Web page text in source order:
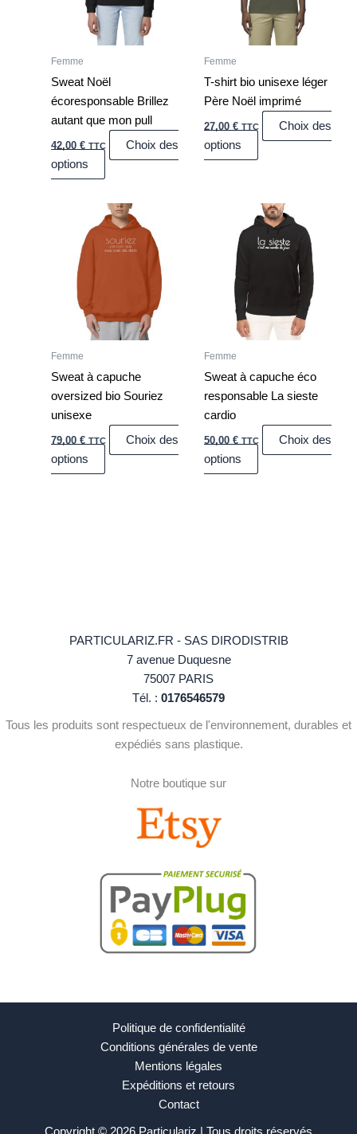
Femme
Sweat Noël
écoresponsable Brillez
autant que mon pull
42,00 € TTC
Choix des
options
Les
options
choisies
sur
la
page
Femme
T-shirt bio unisexe léger
Père Noël imprimé
27,00 € TTC
Choix des
options
Les
options
choisies
sur
la
Femme
Sweat à capuche
oversized bio Souriez
unisexe
79,00 € TTC
Choix des
options
Ce
produit
a
options
choisies
sur
la
page
Femme
Sweat à capuche éco
responsable La sieste
cardio
50,00 € TTC
Choix des
options
Ce
produit
a
plusieurs
variations.
options
choisies
sur
la
page
PARTICULARIZ.FR - SAS DIRODISTRIB
7 avenue Duquesne
75007 PARIS
Tél. : 0176546579
Tous les produits sont respectueux de l'environnement, durables et
expédiés sans plastique.
Notre boutique sur
Politique de confidentialité
Conditions générales de vente
Mentions légales
Expéditions et retours
Contact